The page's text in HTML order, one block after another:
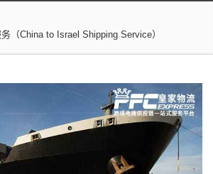
（China to Israel Shipping Service）